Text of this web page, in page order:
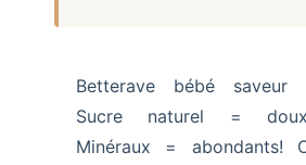
Betterave bébé saveur
Sucre naturel =
Minéraux = abondants!